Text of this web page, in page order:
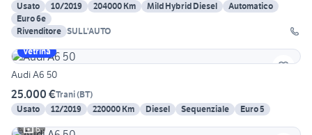
Usato
10/2019 204000 Km Mild Hybrid Diesel
Automatico
Euro 6e
Rivenditore SULL'AUTO
Vetrina
Audi A6 50
25.000 €Trani(BT)
Usato
12/2019 220000 Km Diesel Sequenziale
Euro 5
6